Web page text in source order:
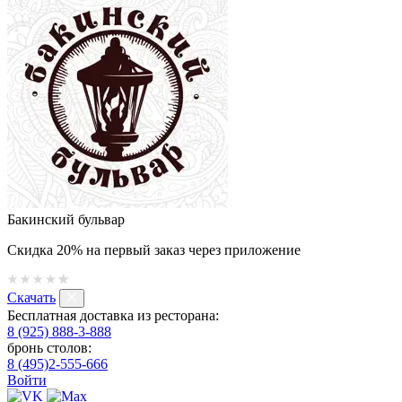
Бакинский бульвар
Скидка 20% на первый заказ через приложение
Скачать
Бесплатная доставка из ресторана:
8 (925) 888-3-888
бронь столов:
8 (495)2-555-666
Войти